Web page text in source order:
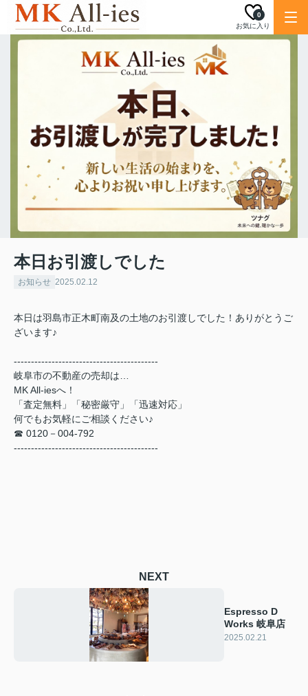
お気に入り
0
本日お引渡しでした
お知らせ 2025.02.12
本日は羽島市正木町南及の土地のお引渡しでした！ありがとうご
ざいます♪
------------------------------------------
岐阜市の不動産の売却は…
MK All-iesへ！
「査定無料」「秘密厳守」「迅速対応」
何でもお気軽にご相談ください♪
☎ 0120－004-792
------------------------------------------
NEXT
Espresso D
Works 岐阜店
2025.02.21